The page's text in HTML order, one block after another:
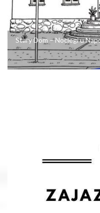
Stary Dom – Noclegi u